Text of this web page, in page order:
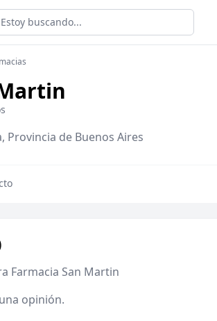
Provincia de Buenos Aires
Farmacia San Martin
opinión.